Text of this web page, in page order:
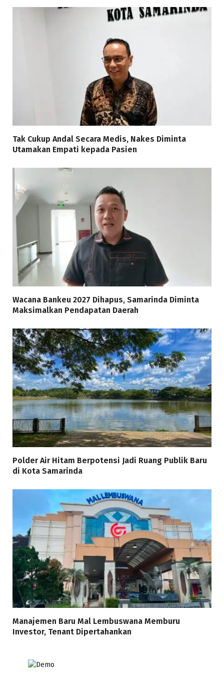
Tak Cukup Andal Secara Medis, Nakes Diminta
Utamakan Empati kepada Pasien
Wacana Bankeu 2027 Dihapus, Samarinda Diminta
Maksimalkan Pendapatan Daerah
Polder Air Hitam Berpotensi Jadi Ruang Publik Baru
di Kota Samarinda
Manajemen Baru Mal Lembuswana Memburu
Investor, Tenant Dipertahankan